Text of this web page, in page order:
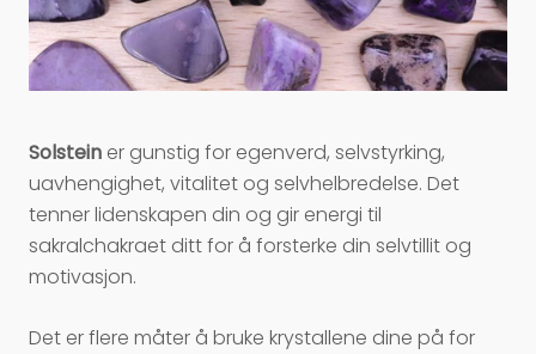
Solstein er gunstig for egenverd, selvstyrking,
uavhengighet, vitalitet og selvhelbredelse. Det
tenner lidenskapen din og gir energi til
sakralchakraet ditt for å forsterke din selvtillit og
motivasjon.
Det er flere måter å bruke krystallene dine på for